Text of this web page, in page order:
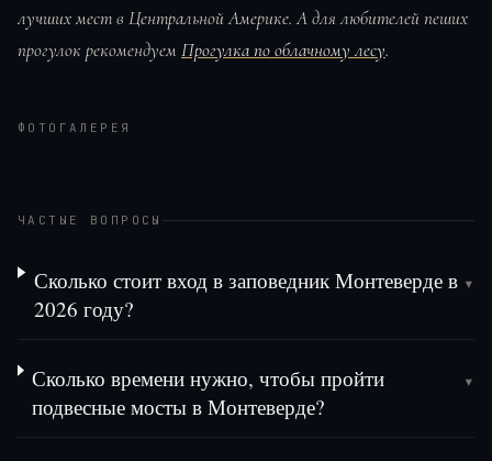
лучших мест в Центральной Америке. А для любителей пеших
прогулок рекомендуем Прогулка по облачному лесу.
ФОТОГАЛЕРЕЯ
ЧАСТЫЕ ВОПРОСЫ
Сколько стоит вход в заповедник Монтеверде в
2026 году?
▾
Сколько времени нужно, чтобы пройти
подвесные мосты в Монтеверде?
▾